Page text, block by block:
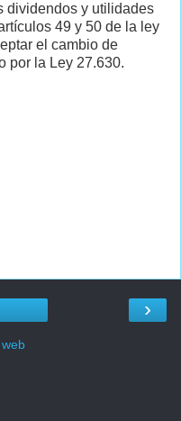
dividendos y utilidades
49 y 50 de la ley
el cambio de
por la Ley 27.630.
›